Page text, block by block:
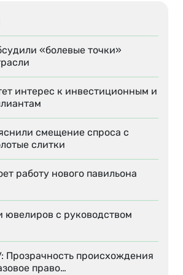
«болевые точки»
интерес к инвестиционным и
смещение спроса с
слитки
работу нового павильона
ювелиров с руководством
Прозрачность происхождения
право…